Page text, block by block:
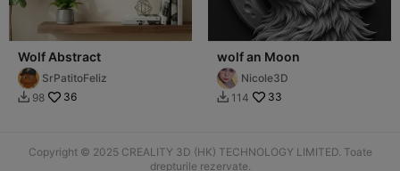
Wolf Abstract
SrPatitoFeliz
 98 36
wolf an Moon
Nicole3D
 114 33
Copyright © 2025 CREALITY 3D (HK) TECHNOLOGY LIMITED. Toate
drepturile rezervate.